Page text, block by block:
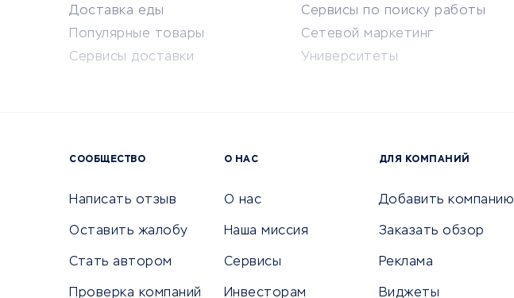
Доставка еды
Популярные товары
Сервисы доставки
Сервисы по поиску работы
Сетевой маркетинг
Университеты
ОТЗЫВЫ О ПУТЕШЕСТВИЯХ И
ОТЗЫВЫ О ПРОДВИЖЕНИИ И
СООБЩЕСТВО
Написать отзыв
Оставить жалобу
Стать автором
Проверка компаний
О НАС
О нас
Наша миссия
Сервисы
Инвесторам
ДЛЯ КОМПАНИЙ
Добавить компанию
Заказать обзор
Реклама
Виджеты